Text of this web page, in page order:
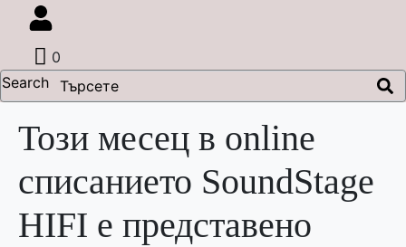
0
Search
Този месец в online
списанието SoundStage
HIFI е представено